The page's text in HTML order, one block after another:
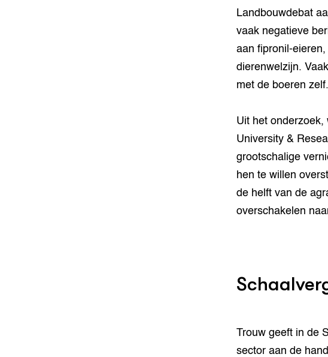
Landbouwdebat
vaak negatieve
aan fipronil-
dierenwelzijn.
met de boeren zelf.
Uit het onderzoek,
University &
grootschalige
hen te willen
de helft van de
overschakelen
Trouw geeft in de
sector aan de